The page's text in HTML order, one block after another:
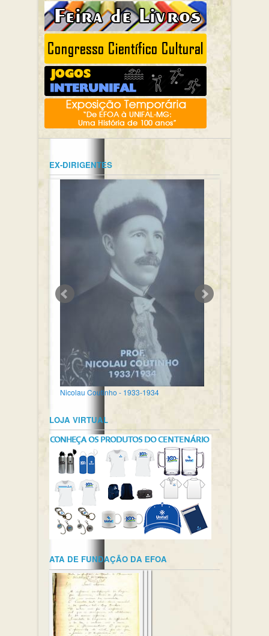
EX-DIRIGENTES
Nicolau Coutinho - 1933-1934
LOJA VIRTUAL
ATA DE FUNDAÇÃO DA EFOA